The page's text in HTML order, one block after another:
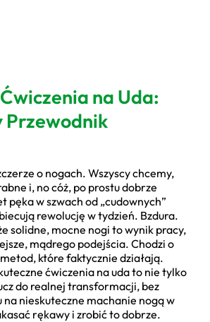
na Uda:
Przewodnik
o nogach. Wszyscy chcemy,
i, no cóż, po prostu dobrze
pęka w szwach od „cudownych”
rewolucję w tydzień. Bzdura.
solidne, mocne nogi to wynik pracy,
mądrego podejścia. Chodzi o
które faktycznie działają.
ćwiczenia na uda to nie tylko
do realnej transformacji, bez
na nieskuteczne machanie nogą w
rękawy i zrobić to dobrze.